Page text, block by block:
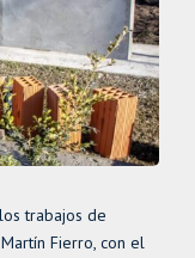
trabajos de
Fierro, con el